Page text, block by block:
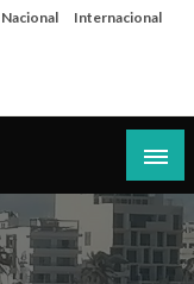
Nacional
Internacional